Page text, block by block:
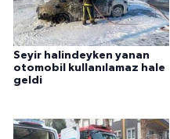
Seyir halindeyken yanan
otomobil kullanılamaz hale
geldi